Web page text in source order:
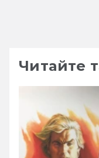
Читайте